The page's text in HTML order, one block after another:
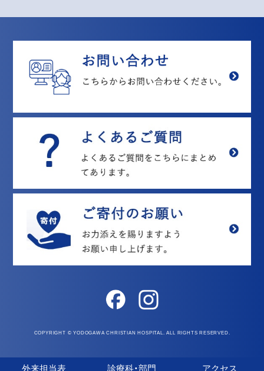
COPYRIGHT © YODOGAWA CHRISTIAN HOSPITAL. ALL RIGHTS RESERVED.
外来担当表 診療科・部門 アクセス